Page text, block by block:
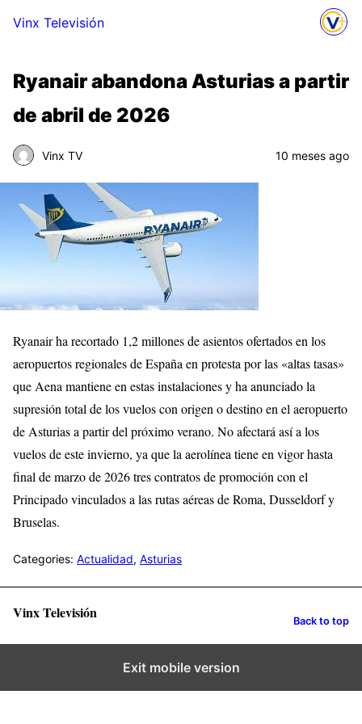
Vinx Televisión
Ryanair abandona Asturias a partir
de abril de 2026
Vinx TV 10 meses ago
Ryanair ha recortado 1,2 millones de asientos ofertados en los
aeropuertos regionales de España en protesta por las «altas tasas»
que Aena mantiene en estas instalaciones y ha anunciado la
supresión total de los vuelos con origen o destino en el aeropuerto
de Asturias a partir del próximo verano. No afectará así a los
vuelos de este invierno, ya que la aerolínea tiene en vigor hasta
final de marzo de 2026 tres contratos de promoción con el
Principado vinculados a las rutas aéreas de Roma, Dusseldorf y
Bruselas.
Categories: Actualidad, Asturias
Vinx Televisión Back to top
Exit mobile version